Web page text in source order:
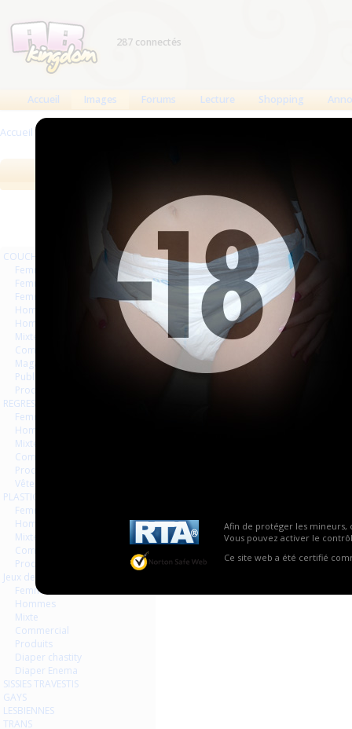
Afin de protéger les mineurs,
Vous pouvez activer le
Ce site web a été certifié
287 connectés
Accueil Images Forums Lecture Shopping
Accueil >
COUCHES
Femmes
Femmes séries et rafales
Femmes vintage
Hommes séries et rafales
Hommes
Mixte
Commercial
Magazines Livres
Publicités
Produits
REGRESSION AGEPLAYER
Femmes
Hommes
Mixte
Commercial
Produits
Vêtements
PLASTIQUE LATEX
Femmes
Hommes
Mixte
Commercial
Produits
Jeux de contraintes
Femmes
Hommes
Mixte
Commercial
Produits
Diaper chastity
Diaper Enema
SISSIES TRAVESTIS
GAYS
LESBIENNES
TRANS